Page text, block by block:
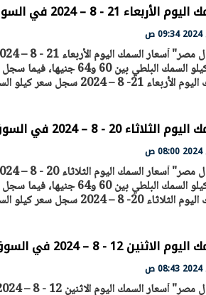
21 - 8 – 2024 في السوق المصري
20 - 8 – 2024 في السوق المصري
12 - 8 – 2024 في السوق المصري
رئيس الوزراء يتابع الإجراءات الخاصة
سكنية بالإيجار للمواطنين